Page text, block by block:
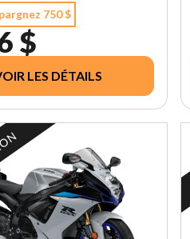
750 $
$
LES DÉTAILS